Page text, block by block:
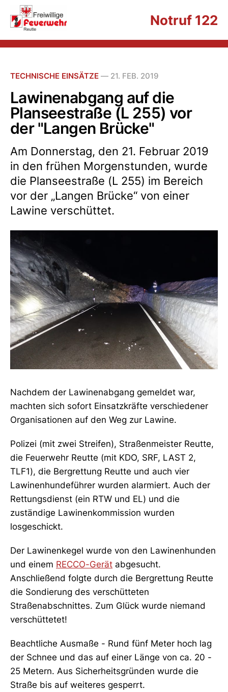
Notruf 122
TECHNISCHE EINSÄTZE — 21. FEB. 2019
Lawinenabgang auf die
Planseestraße (L 255) vor
der "Langen Brücke"
Am Donnerstag, den 21. Februar 2019
in den frühen Morgenstunden, wurde
die Planseestraße (L 255) im Bereich
vor der „Langen Brücke“ von einer
Lawine verschüttet.
Nachdem der Lawinenabgang gemeldet war,
machten sich sofort Einsatzkräfte verschiedener
Organisationen auf den Weg zur Lawine.
Polizei (mit zwei Streifen), Straßenmeister Reutte,
die Feuerwehr Reutte (mit KDO, SRF, LAST 2,
TLF1), die Bergrettung Reutte und auch vier
Lawinenhundeführer wurden alarmiert. Auch der
Rettungsdienst (ein RTW und EL) und die
zuständige Lawinenkommission wurden
losgeschickt.
Der Lawinenkegel wurde von den Lawinenhunden
und einem RECCO-Gerät abgesucht.
Anschließend folgte durch die Bergrettung Reutte
die Sondierung des verschütteten
Straßenabschnittes. Zum Glück wurde niemand
verschüttetet!
Beachtliche Ausmaße - Rund fünf Meter hoch lag
der Schnee und das auf einer Länge von ca. 20 -
25 Metern. Aus Sicherheitsgründen wurde die
Straße bis auf weiteres gesperrt.